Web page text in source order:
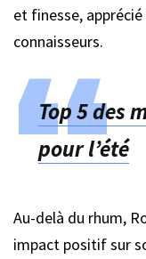
et finesse,
connaisseurs.
Top 5 des
pour l’été
Au-delà du rhum,
impact positif sur